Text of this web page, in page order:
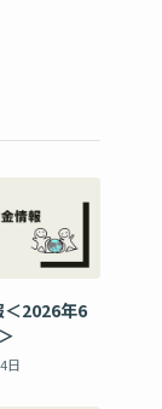
2026年6
日